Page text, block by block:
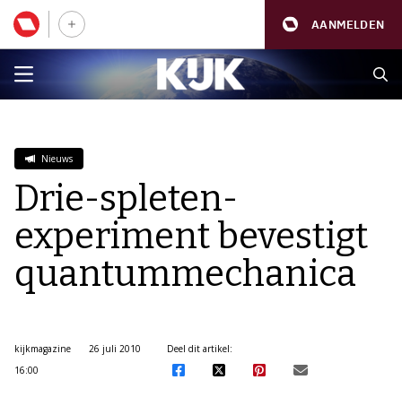
AANMELDEN
Nieuws
Drie-spleten-
experiment bevestigt
quantummechanica
kijkmagazine
26 juli 2010
16:00
Deel dit artikel: